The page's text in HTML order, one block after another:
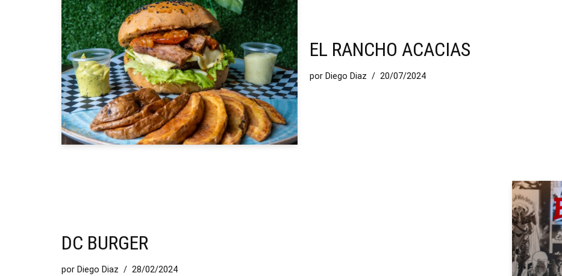
EL RANCHO ACACIAS
por Diego Diaz 20/07/2024
DC BURGER
por Diego Diaz 28/02/2024